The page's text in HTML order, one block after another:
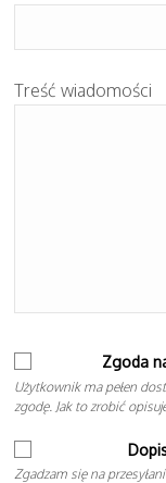
Treść wiadomości
Zgoda
Użytkownik ma pełen
zgodę. Jak to zrobić
Zgadzam się na